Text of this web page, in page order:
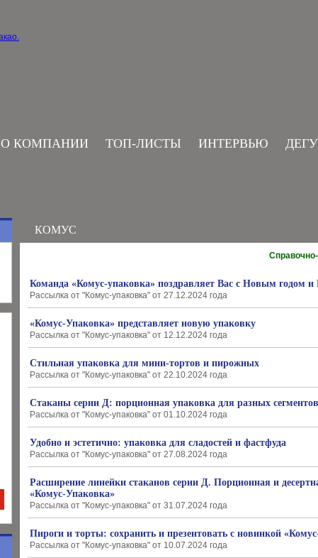
О КОМПАНИИ ТОП-ЛИСТЫ ИНТЕРВЬЮ
КОМУС
Команда «Комус-упаковка» поздравляет Вас с Новым годом и
Рассылка от "Комус-упаковка" от 27.12.2024 года
«Комус-Упаковка» представляет новую упаковку
Рассылка от "Комус-упаковка" от 12.12.2024 года
Стильная упаковка для мини-тортов и пирожных
Рассылка от "Комус-упаковка" от 22.10.2024 года
Стаканы серии Д: порционная упаковка для разных сегментов
Рассылка от "Комус-упаковка" от 01.10.2024 года
Удобно и эстетично: упаковка для сладостей и фастфуда
Рассылка от "Комус-упаковка" от 27.08.2024 года
Расширение линейки стаканов серии Д. Порционная и
«Комус-Упаковка»
Рассылка от "Комус-упаковка" от 31.07.2024 года
Пироги и торты: сохранить и презентовать с новинкой
Рассылка от "Комус-упаковка" от 10.07.2024 года